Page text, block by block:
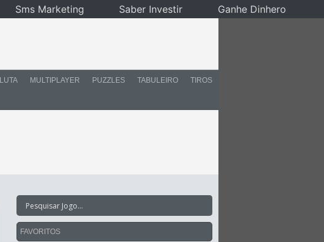
LUTA MULTIPLAYER PUZZLES TABULEIRO TIROS
FAVORITOS
Sms Marketing Saber Investir Ganhe Dinhero